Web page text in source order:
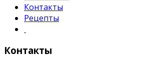
Контакты
Рецепты
Контакты